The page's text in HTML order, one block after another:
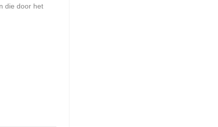
die door het